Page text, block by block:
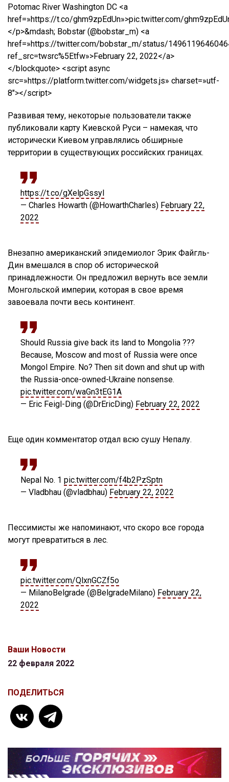
Potomac River Washington DC <a
href=»https://t.co/ghm9zpEdUn»>pic.twitter.com/
</p>&mdash; Bobstar (@bobstar_m) <a
href=»https://twitter.com/bobstar_m/status/
ref_src=twsrc%5Etfw»>February 22, 2022</a>
</blockquote> <script async
src=»https://platform.twitter.com/widgets.js» charset=»utf-
8″></script>
Развивая тему, некоторые пользователи также
публиковали карту Киевской Руси – намекая, что
исторически Киевом управлялись обширные
территории в существующих российских границах.
https://t.co/gXelpGssyl
— Charles Howarth (@HowarthCharles) February 22,
2022
Внезапно американский эпидемиолог Эрик Файгль-
Дин вмешался в спор об исторической
принадлежности. Он предложил вернуть все земли
Монгольской империи, которая в свое время
завоевала почти весь континент.
Should Russia give back its land to Mongolia ???
Because, Moscow and most of Russia were once
Mongol Empire. No? Then sit down and shut up with
the Russia-once-owned-Ukraine nonsense.
pic.twitter.com/waGn3tEG1A
— Eric Feigl-Ding (@DrEricDing) February 22, 2022
Еще один комментатор отдал всю сушу Непалу.
Nepal No. 1 pic.twitter.com/f4b2PzSptn
— Vladbhau (@vladbhau) February 22, 2022
Пессимисты же напоминают, что скоро все города
могут превратиться в лес.
pic.twitter.com/QlxnGCZf5o
— MilanoBelgrade (@BelgradeMilano) February 22,
2022
Ваши Новости
22 февраля 2022
ПОДЕЛИТЬСЯ